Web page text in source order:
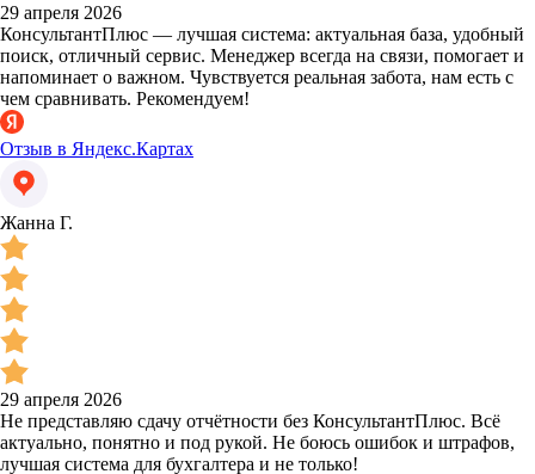
29 апреля 2026
КонсультантПлюс — лучшая система: актуальная база, удобный
поиск, отличный сервис. Менеджер всегда на связи, помогает и
напоминает о важном. Чувствуется реальная забота, нам есть с
чем сравнивать. Рекомендуем!
Отзыв в Яндекс.Картах
Жанна Г.
29 апреля 2026
Не представляю сдачу отчётности без КонсультантПлюс. Всё
актуально, понятно и под рукой. Не боюсь ошибок и штрафов,
лучшая система для бухгалтера и не только!